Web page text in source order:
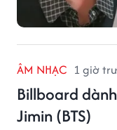
ÂM NHẠC 1 giờ
Billboard
Jimin (BTS)